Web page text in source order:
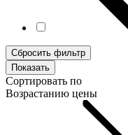
Сбросить фильтр
Сортировать по
Возрастанию цены